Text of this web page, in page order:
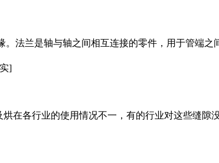
。法兰是轴与轴之间相互连接的零件，用于管端
]
在各行业的使用情况不一，有的行业对这些缝隙